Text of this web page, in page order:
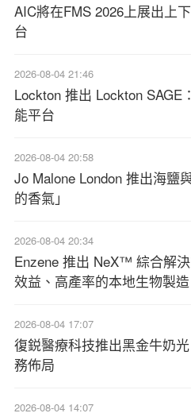
AIC將在FMS 2026上展出上
台
2026-08-04 21:46
Lockton 推出 Lockton SAGE
能平台
2026-08-04 20:58
Jo Malone London 推出海鹽
的香氣」
2026-08-04 20:34
Enzene 推出 NeX™ 綜合解
效益、高產率的本地生物製造
2026-08-04 17:07
復鋭醫療科技推出黑金牛奶
務佈局
2026-08-04 14:07